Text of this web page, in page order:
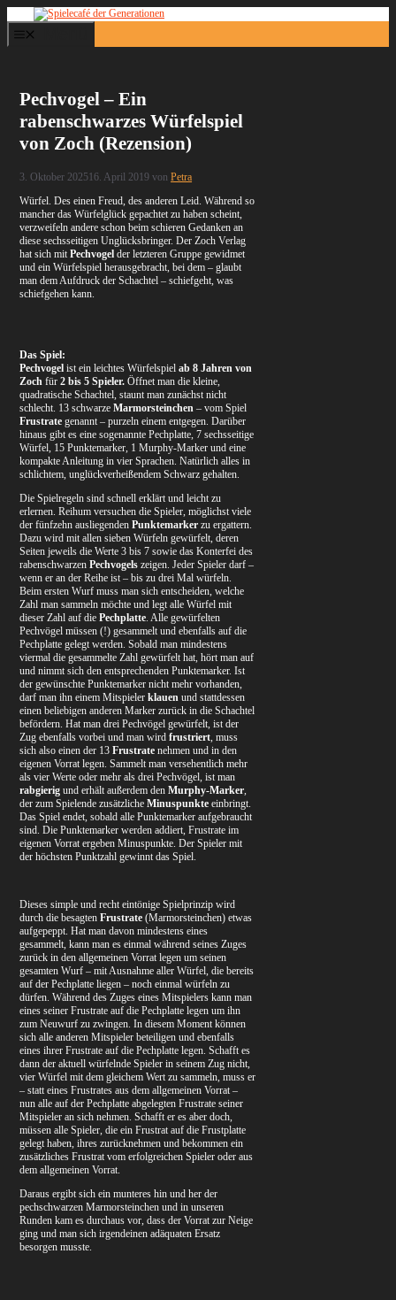
Inhalt
springen
Pechvogel – Ein
rabenschwarzes Würfelspiel
von Zoch (Rezension)
3. Oktober 202516. April 2019 vonPetra
Würfel. Des einen Freud, des anderen Leid. Während so
mancher das Würfelglück gepachtet zu haben scheint,
verzweifeln andere schon beim schieren Gedanken an
diese sechsseitigen Unglücksbringer. Der Zoch Verlag
hat sich mitPechvogel der letzteren Gruppe gewidmet
und ein Würfelspiel herausgebracht, bei dem – glaubt
man dem Aufdruck der Schachtel – schiefgeht, was
schiefgehen kann.
Das Spiel:
Pechvogel ist ein leichtes Würfelspielab 8 Jahren von
Zoch für2 bis 5 Spieler.Öffnet man die kleine,
quadratische Schachtel, staunt man zunächst nicht
schlecht. 13 schwarzeMarmorsteinchen– vom Spiel
Frustrate genannt – purzeln einem entgegen. Darüber
hinaus gibt es eine sogenannte Pechplatte, 7 sechsseitige
Würfel, 15 Punktemarker, 1 Murphy-Marker und eine
kompakte Anleitung in vier Sprachen. Natürlich alles in
schlichtem, unglückverheißendem Schwarz gehalten.
Die Spielregeln sind schnell erklärt und leicht zu
erlernen. Reihum versuchen die Spieler, möglichst viele
der fünfzehn ausliegendenPunktemarkerzu ergattern.
Dazu wird mit allen sieben Würfeln gewürfelt, deren
Seiten jeweils die Werte 3 bis 7 sowie das Konterfei des
rabenschwarzenPechvogelszeigen. Jeder Spieler darf –
wenn er an der Reihe ist – bis zu drei Mal würfeln.
Beim ersten Wurf muss man sich entscheiden, welche
Zahl man sammeln möchte und legt alle Würfel mit
dieser Zahl auf diePechplatte. Alle gewürfelten
Pechvögel müssen (!) gesammelt und ebenfalls auf die
Pechplatte gelegt werden. Sobald man mindestens
viermal die gesammelte Zahl gewürfelt hat, hört man auf
und nimmt sich den entsprechenden Punktemarker. Ist
der gewünschte Punktemarker nicht mehr vorhanden,
darf man ihn einem Mitspielerklauen und stattdessen
einen beliebigen anderen Marker zurück in die Schachtel
befördern. Hat man drei Pechvögel gewürfelt, ist der
Zug ebenfalls vorbei und man wirdfrustriert, muss
sich also einen der 13Frustratenehmen und in den
eigenen Vorrat legen. Sammelt man versehentlich mehr
als vier Werte oder mehr als drei Pechvögel, ist man
rabgierig und erhält außerdem denMurphy-Marker,
der zum Spielende zusätzlicheMinuspunkte einbringt.
Das Spiel endet, sobald alle Punktemarker aufgebraucht
sind. Die Punktemarker werden addiert, Frustrate im
eigenen Vorrat ergeben Minuspunkte. Der Spieler mit
der höchsten Punktzahl gewinnt das Spiel.
Dieses simple und recht eintönige Spielprinzip wird
durch die besagtenFrustrate(Marmorsteinchen) etwas
aufgepeppt. Hat man davon mindestens eines
gesammelt, kann man es einmal während seines Zuges
zurück in den allgemeinen Vorrat legen um seinen
gesamten Wurf – mit Ausnahme aller Würfel, die bereits
auf der Pechplatte liegen – noch einmal würfeln zu
dürfen. Während des Zuges eines Mitspielers kann man
eines seiner Frustrate auf die Pechplatte legen um ihn
zum Neuwurf zu zwingen. In diesem Moment können
sich alle anderen Mitspieler beteiligen und ebenfalls
eines ihrer Frustrate auf die Pechplatte legen. Schafft es
dann der aktuell würfelnde Spieler in seinem Zug nicht,
vier Würfel mit dem gleichem Wert zu sammeln, muss er
– statt eines Frustrates aus dem allgemeinen Vorrat –
nun alle auf der Pechplatte abgelegten Frustrate seiner
Mitspieler an sich nehmen. Schafft er es aber doch,
müssen alle Spieler, die ein Frustrat auf die Frustplatte
gelegt haben, ihres zurücknehmen und bekommen ein
zusätzliches Frustrat vom erfolgreichen Spieler oder aus
dem allgemeinen Vorrat.
Daraus ergibt sich ein munteres hin und her der
pechschwarzen Marmorsteinchen und in unseren
Runden kam es durchaus vor, dass der Vorrat zur Neige
ging und man sich irgendeinen adäquaten Ersatz
besorgen musste.